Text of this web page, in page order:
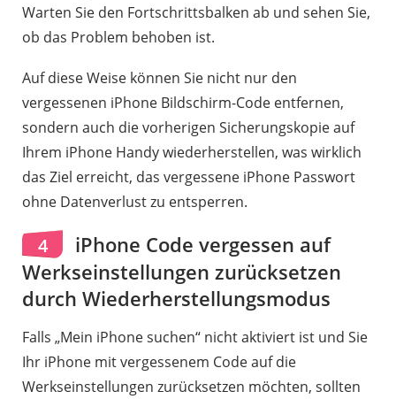
Warten Sie den Fortschrittsbalken ab und sehen Sie,
ob das Problem behoben ist.
Auf diese Weise können Sie nicht nur den
vergessenen iPhone Bildschirm-Code entfernen,
sondern auch die vorherigen Sicherungskopie auf
Ihrem iPhone Handy wiederherstellen, was wirklich
das Ziel erreicht, das vergessene iPhone Passwort
ohne Datenverlust zu entsperren.
4
iPhone Code vergessen auf
Werkseinstellungen zurücksetzen
durch Wiederherstellungsmodus
Falls „Mein iPhone suchen“ nicht aktiviert ist und Sie
Ihr iPhone mit vergessenem Code auf die
Werkseinstellungen zurücksetzen möchten, sollten